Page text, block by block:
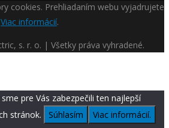
cookies. Prehliadaním webu vyjadrujete
Viac informácií.
s. r. o. | Všetky práva vyhradené.
pre Vás zabezpečili ten najlepší
stránok.
Súhlasím Viac informácií.